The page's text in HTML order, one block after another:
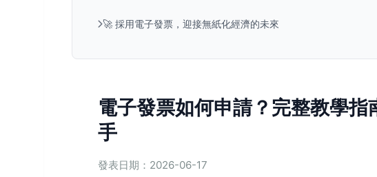
🚀 採用電子發票，迎接無紙化經濟的未來
電子發票如何申請？完整教學
手
發表日期：2026-06-17